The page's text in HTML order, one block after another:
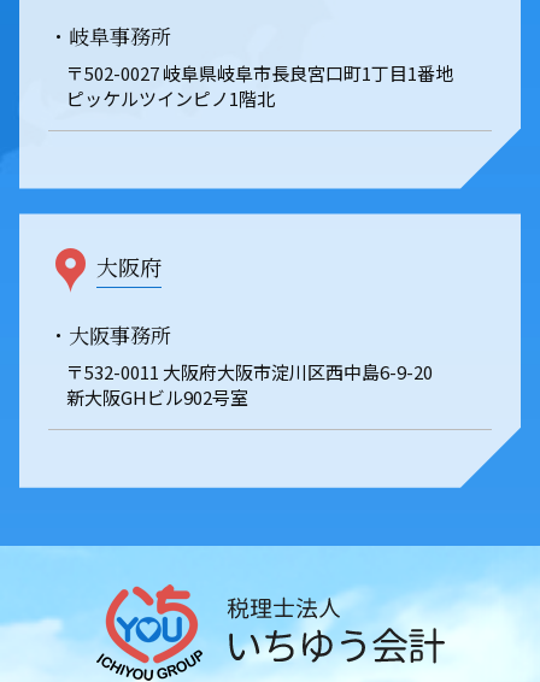
・岐阜事務所
〒502-0027 岐阜県岐阜市長良宮口町1丁目1番地
ピッケルツインピノ1階北
大阪府
・大阪事務所
〒532-0011 大阪府大阪市淀川区西中島6-9-20
新大阪GHビル902号室